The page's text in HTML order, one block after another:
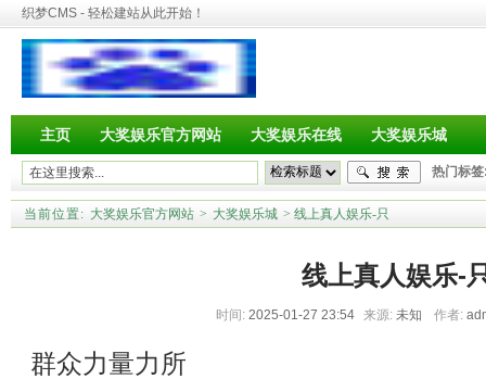
织梦CMS - 轻松建站从此开始！
主页 大奖娱乐官方网站 大奖娱乐在线 大奖娱乐城
热门标
当前位置: 大奖娱乐官方网站 > 大奖娱乐城 > 线上真人娱乐-只
线上真人娱乐-
时间: 2025-01-27 23:54 来源: 未知 作者:
群众力量力所